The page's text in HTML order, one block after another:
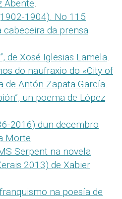
Abente.
1904). No 115
cabeceira da prensa
de Xosé Iglesias Lamela.
do naufraxio do «City of
de Antón Zapata García.
un poema de López
2016) dun decembro
Morte.
Serpent na novela
2013) de Xabier
na poesía de